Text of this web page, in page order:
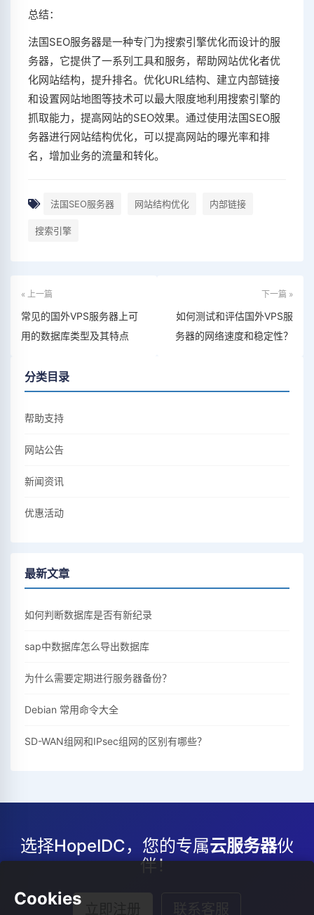
总结：
法国SEO服务器是一种专门为搜索引擎优化而设计的服
务器，它提供了一系列工具和服务，帮助网站优化者优
化网站结构，提升排名。优化URL结构、建立内部链接
和设置网站地图等技术可以最大限度地利用搜索引擎的
抓取能力，提高网站的SEO效果。通过使用法国SEO服
务器进行网站结构优化，可以提高网站的曝光率和排
名，增加业务的流量和转化。
法国SEO服务器 网站结构优化 内部链接
搜索引擎
« 上一篇
常见的国外VPS服务器上可
用的数据库类型及其特点
下一篇 »
如何测试和评估国外VPS服
务器的网络速度和稳定性？
分类目录
帮助支持
网站公告
新闻资讯
优惠活动
最新文章
如何判断数据库是否有新纪录
sap中数据库怎么导出数据库
为什么需要定期进行服务器备份？
Debian 常用命令大全
SD-WAN组网和IPsec组网的区别有哪些？
选择HopeIDC，您的专属云服务器伙
伴！
Cookies